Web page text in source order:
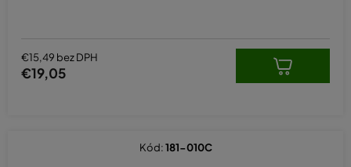
€15,49 bez DPH
€19,05
Kód:181-010C